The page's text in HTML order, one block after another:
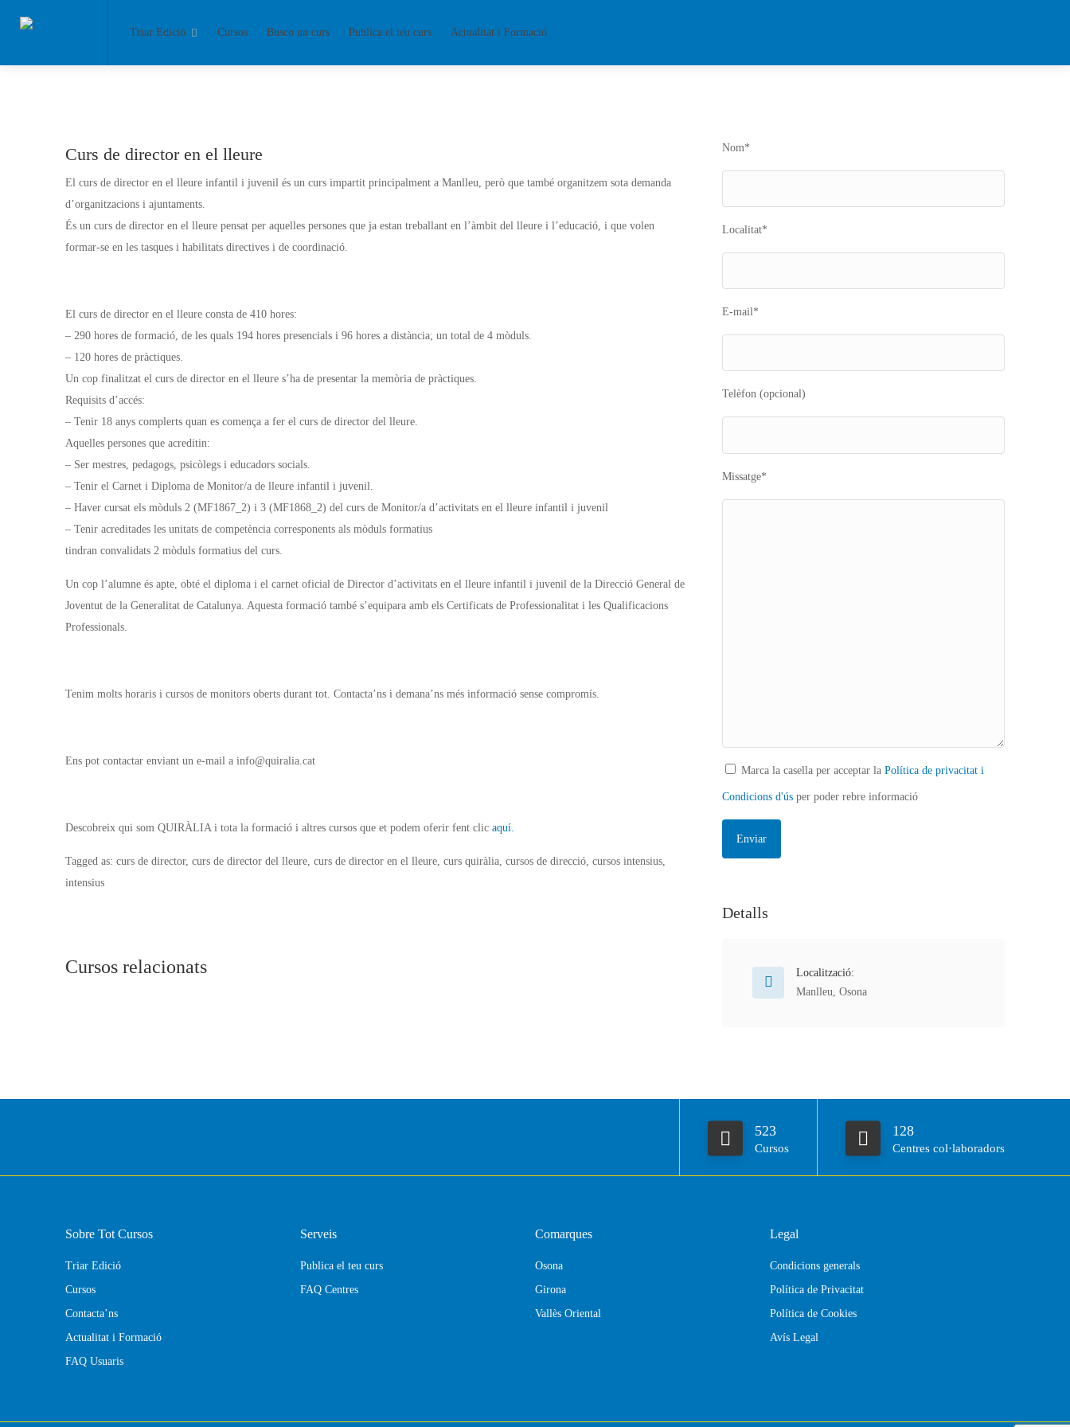
Triar Edició Cursos Busco un curs Publica el teu curs Actualitat i Formació
Curs de director en el lleure
El curs de director en el lleure infantil i juvenil és un curs impartit principalment a Manlleu, però que també organitzem sota demanda
d’organitzacions i ajuntaments.
És un curs de director en el lleure pensat per aquelles persones que ja estan treballant en l’àmbit del lleure i l’educació, i que volen
formar-se en les tasques i habilitats directives i de coordinació.
El curs de director en el lleure consta de 410 hores:
– 290 hores de formació, de les quals 194 hores presencials i 96 hores a distància; un total de 4 mòduls.
– 120 hores de pràctiques.
Un cop finalitzat el curs de director en el lleure s’ha de presentar la memòria de pràctiques.
Requisits d’accés:
– Tenir 18 anys complerts quan es comença a fer el curs de director del lleure.
Aquelles persones que acreditin:
– Ser mestres, pedagogs, psicòlegs i educadors socials.
– Tenir el Carnet i Diploma de Monitor/a de lleure infantil i juvenil.
– Haver cursat els mòduls 2 (MF1867_2) i 3 (MF1868_2) del curs de Monitor/a d’activitats en el lleure infantil i juvenil
– Tenir acreditades les unitats de competència corresponents als mòduls formatius
tindran convalidats 2 mòduls formatius del curs.
Un cop l’alumne és apte, obté el diploma i el carnet oficial de Director d’activitats en el lleure infantil i juvenil de la Direcció General de
Joventut de la Generalitat de Catalunya. Aquesta formació també s’equipara amb els Certificats de Professionalitat i les Qualificacions
Professionals.
Tenim molts horaris i cursos de monitors oberts durant tot. Contacta’ns i demana’ns més informació sense compromís.
Ens pot contactar enviant un e-mail a info@quiralia.cat
Descobreix qui som QUIRÀLIA i tota la formació i altres cursos que et podem oferir fent clic aquí.
Tagged as: curs de director, curs de director del lleure, curs de director en el lleure, curs quiràlia, cursos de direcció, cursos intensius,
intensius
Cursos relacionats
Nom*
Localitat*
E-mail*
Telèfon (opcional)
Missatge*
Marca la casella per acceptar la Política de privacitat i
Condicions d'ús per poder rebre informació
Detalls
Localització:
Manlleu, Osona
523
Cursos
128
Centres col·laboradors
Sobre Tot Cursos
Triar Edició
Cursos
Contacta’ns
Actualitat i Formació
FAQ Usuaris
Serveis
Publica el teu curs
FAQ Centres
Comarques
Osona
Girona
Vallès Oriental
Legal
Condicions generals
Política de Privacitat
Política de Cookies
Avís Legal